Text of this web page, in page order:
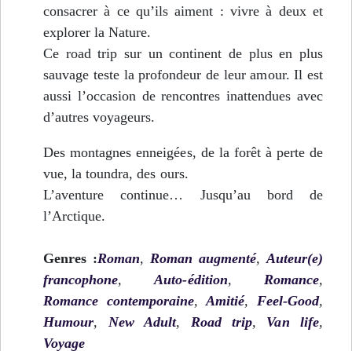
consacrer à ce qu’ils aiment : vivre à deux et
explorer la Nature.
Ce road trip sur un continent de plus en plus
sauvage teste la profondeur de leur amour. Il est
aussi l’occasion de rencontres inattendues avec
d’autres voyageurs.
Des montagnes enneigées, de la forêt à perte de
vue, la toundra, des ours.
L’aventure continue… Jusqu’au bord de
l’Arctique.
Genres :Roman, Roman augmenté,Auteur(e)
francophone,Auto-édition, Romance,
Romance contemporaine,Amitié, Feel-Good,
Humour, New Adult, Road trip, Van life,
Voyage